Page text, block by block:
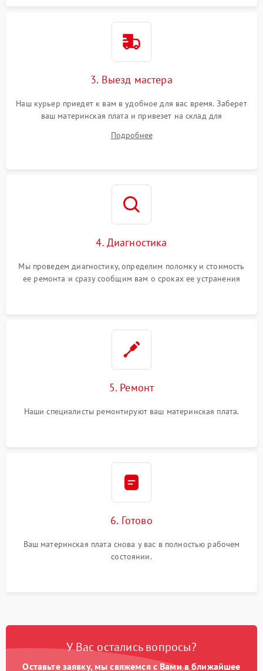
3. Выезд мастера
Наш курьер приедет к вам в удобное для вас время. Заберет
ваш материнская плата и привезет на склад для
Подробнее
4. Диагностика
Мы проведем диагностику, определим поломку и стоимость
ее ремонта и сразу сообщим вам о сроках ее устранения
5. Ремонт
Наши специалисты ремонтируют ваш материнская плата.
6. Готово
Ваш материнская плата снова у вас в полностью рабочем
состоянии.
У Вас остались вопросы?
Оставьте заявку, мы свяжемся с Вами в ближайшее